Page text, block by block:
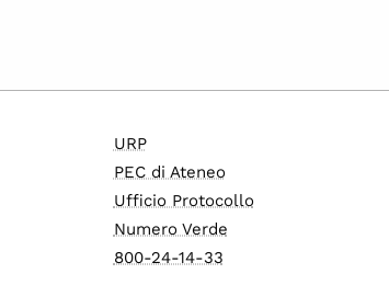
URP
PEC di Ateneo
Ufficio Protocollo
Numero Verde
800-24-14-33